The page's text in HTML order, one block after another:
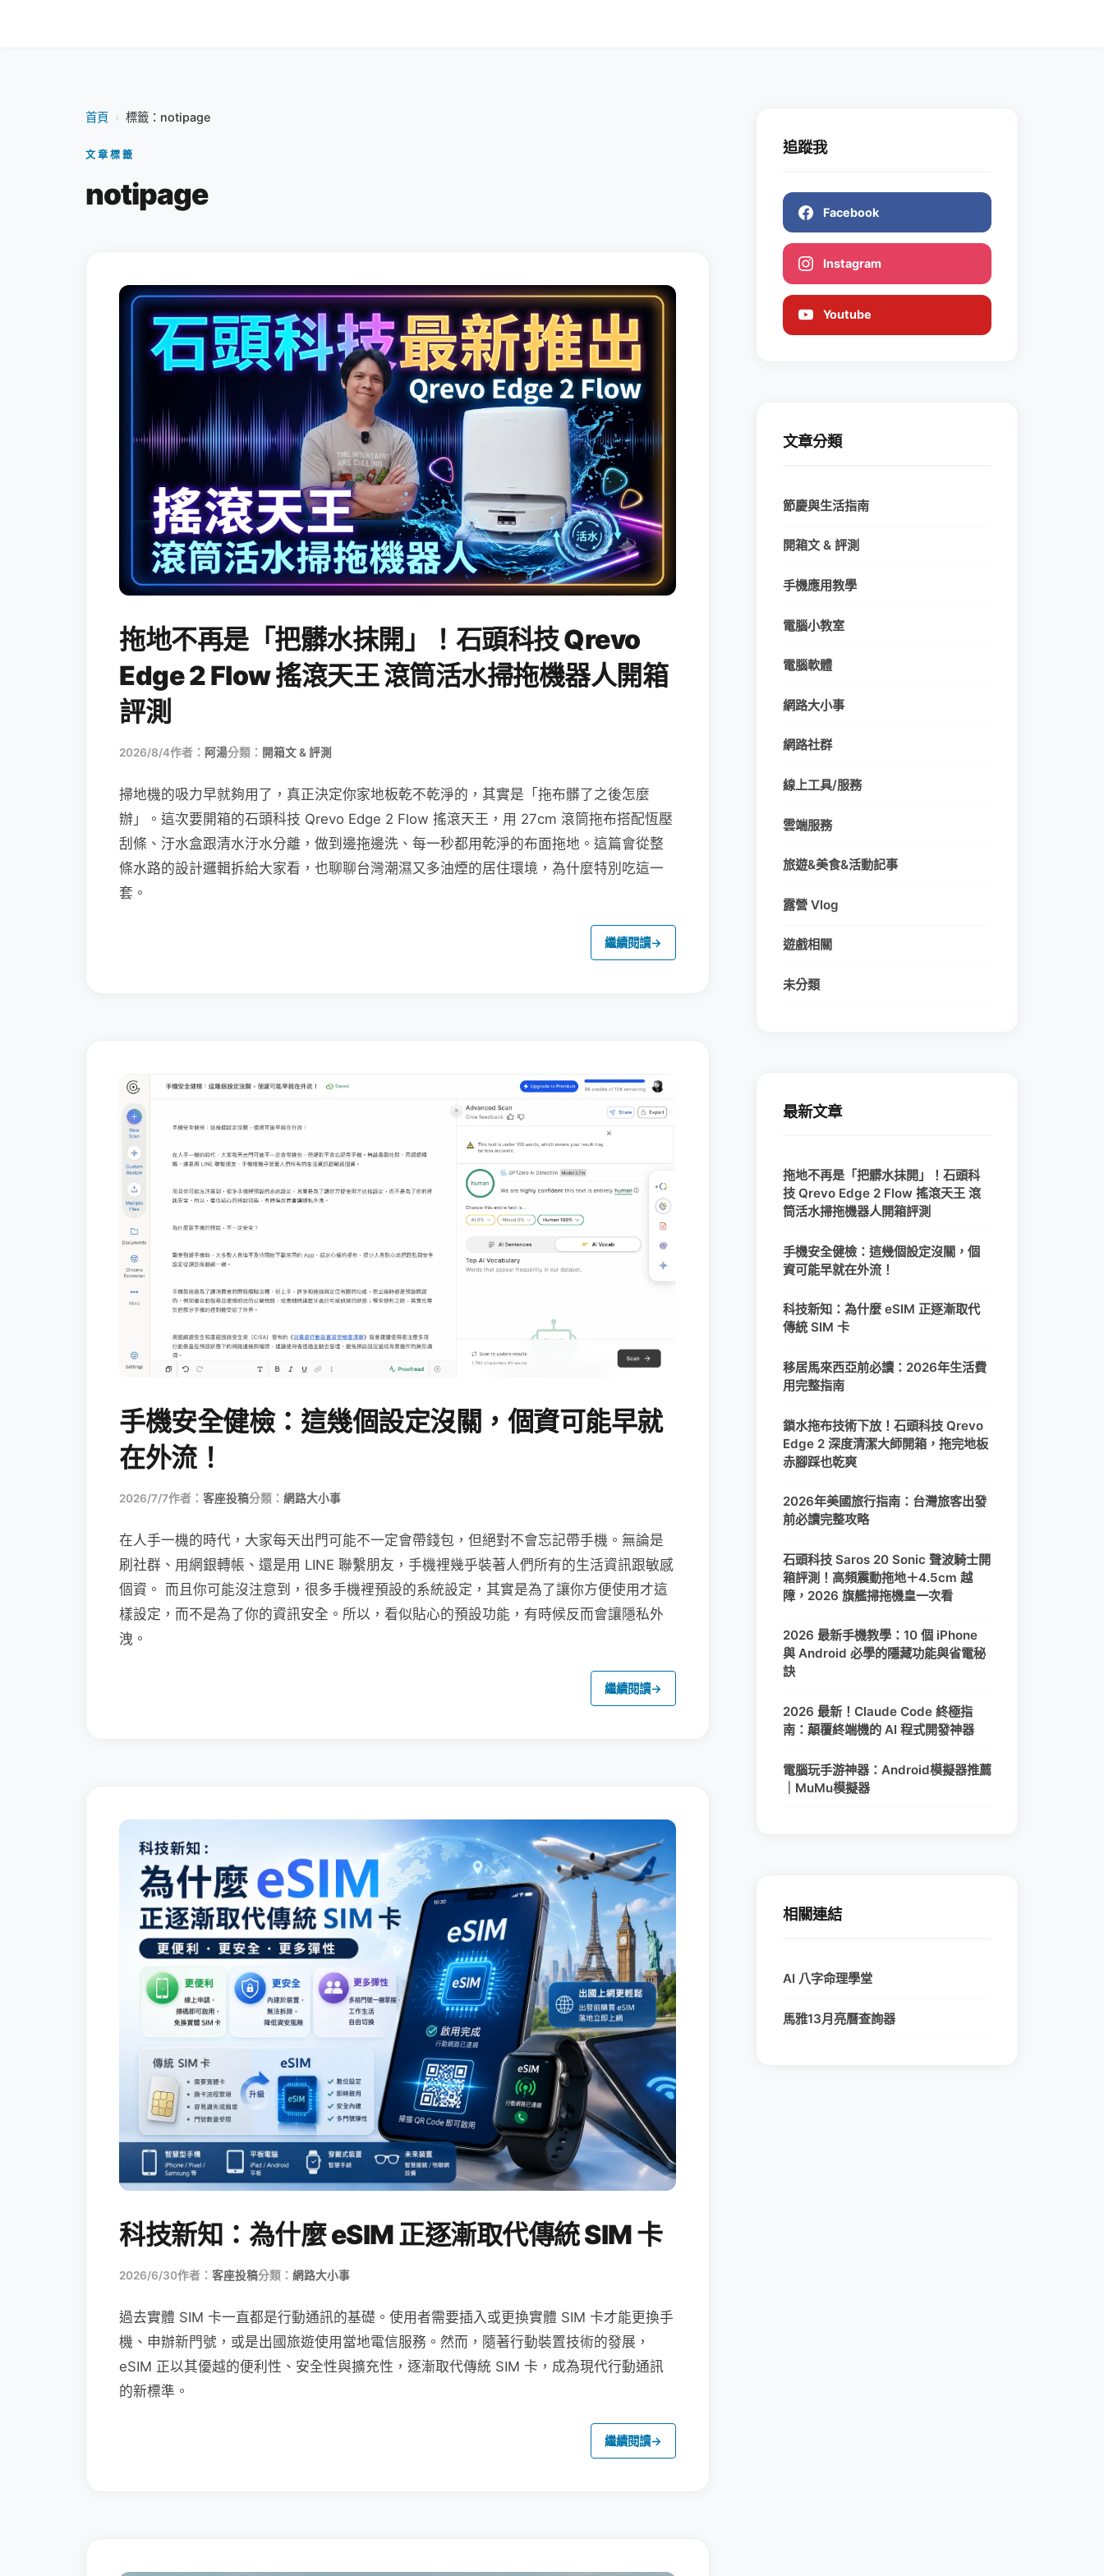
首頁 › 標籤：notipage
文章標籤
notipage
拖地不再是「把髒水抹開」！石頭科技 Qrevo
Edge 2 Flow 搖滾天王 滾筒活水掃拖機器人開箱
評測
2026/8/4作者： 阿湯分類： 開箱文 & 評測
掃地機的吸力早就夠用了，真正決定你家地板乾不乾淨的，其實是「拖布髒了之後怎麼
辦」。這次要開箱的石頭科技 Qrevo Edge 2 Flow 搖滾天王，用 27cm 滾筒拖布搭配恆壓
刮條、汙水盒跟清水汙水分離，做到邊拖邊洗、每一秒都用乾淨的布面拖地。這篇會從整
條水路的設計邏輯拆給大家看，也聊聊台灣潮濕又多油煙的居住環境，為什麼特別吃這一
套。
繼續閱讀→
手機安全健檢：這幾個設定沒關，個資可能早就
在外流！
2026/7/7作者： 客座投稿分類： 網路大小事
在人手一機的時代，大家每天出門可能不一定會帶錢包，但絕對不會忘記帶手機。無論是
刷社群、用網銀轉帳、還是用 LINE 聯繫朋友，手機裡幾乎裝著人們所有的生活資訊跟敏感
個資。 而且你可能沒注意到，很多手機裡預設的系統設定，其實是為了讓你方便使用才這
樣設定，而不是為了你的資訊安全。所以，看似貼心的預設功能，有時候反而會讓隱私外
洩。
繼續閱讀→
科技新知：為什麼 eSIM 正逐漸取代傳統 SIM 卡
2026/6/30作者： 客座投稿分類： 網路大小事
過去實體 SIM 卡一直都是行動通訊的基礎。使用者需要插入或更換實體 SIM 卡才能更換手
機、申辦新門號，或是出國旅遊使用當地電信服務。然而，隨著行動裝置技術的發展，
eSIM 正以其優越的便利性、安全性與擴充性，逐漸取代傳統 SIM 卡，成為現代行動通訊
的新標準。
繼續閱讀→
追蹤我
Facebook
Instagram
Youtube
文章分類
節慶與生活指南
開箱文 & 評測
手機應用教學
電腦小教室
電腦軟體
網路大小事
網路社群
線上工具/服務
雲端服務
旅遊&美食&活動記事
露營 Vlog
遊戲相關
未分類
最新文章
拖地不再是「把髒水抹開」！石頭科
技 Qrevo Edge 2 Flow 搖滾天王 滾
筒活水掃拖機器人開箱評測
手機安全健檢：這幾個設定沒關，個
資可能早就在外流！
科技新知：為什麼 eSIM 正逐漸取代
傳統 SIM 卡
移居馬來西亞前必讀：2026年生活費
用完整指南
鎖水拖布技術下放！石頭科技 Qrevo
Edge 2 深度清潔大師開箱，拖完地板
赤腳踩也乾爽
2026年美國旅行指南：台灣旅客出發
前必讀完整攻略
石頭科技 Saros 20 Sonic 聲波騎士開
箱評測！高頻震動拖地＋4.5cm 越
障，2026 旗艦掃拖機皇一次看
2026 最新手機教學：10 個 iPhone
與 Android 必學的隱藏功能與省電秘
訣
2026 最新！Claude Code 終極指
南：顛覆終端機的 AI 程式開發神器
電腦玩手游神器：Android模擬器推薦
｜MuMu模擬器
相關連結
AI 八字命理學堂
馬雅13月亮曆查詢器